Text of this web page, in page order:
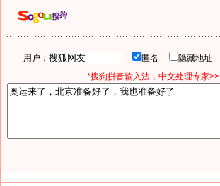
用户： 匿名 隐藏地址
*搜狗拼音输入法，中文处理专家>>